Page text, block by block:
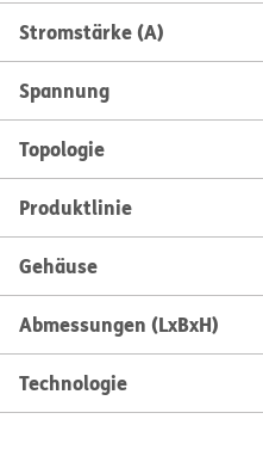
Stromstärke (A)
Spannung
Topologie
Produktlinie
Gehäuse
Abmessungen (LxBxH)
Technologie